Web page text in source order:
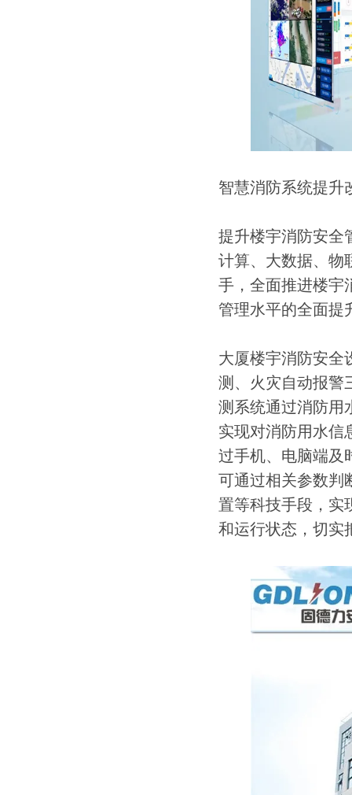
智慧消防系统提升
提升楼宇消防安全
计算、大数据、物
手，全面推进楼宇
管理水平的全面提
大厦楼宇消防安全
测、火灾自动报警
测系统通过消防用
实现对消防用水信
过手机、电脑端及
可通过相关参数判
置等科技手段，实
和运行状态，切实